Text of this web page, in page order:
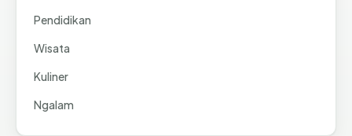
Pendidikan
Wisata
Kuliner
Ngalam